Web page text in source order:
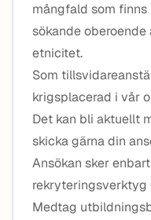
mångfald som finns
sökande oberoende
etnicitet.
Som
krigsplacerad i vår
Det kan bli aktuellt
skicka gärna din
Ansökan sker
rekryteringsverktyg
Medtag